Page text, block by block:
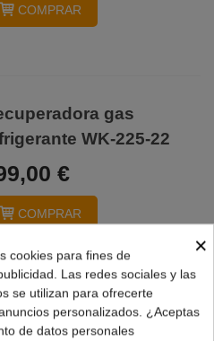
COMPRAR
gas
WK-225-22
€
COMPRAR
-2 de 2 producto(s)
×
cookies para fines de
Las redes sociales y las
se utilizan para ofrecerte
personalizados. ¿Aceptas
de datos personales